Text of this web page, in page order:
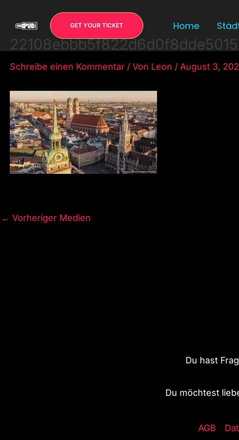
Inhalt
springen
GET YOUR TICKET Home
Schreibe einen Kommentar / Von Leon / August 3,
← Vorheriger Medien
Du hast
Du möchtest
AGB